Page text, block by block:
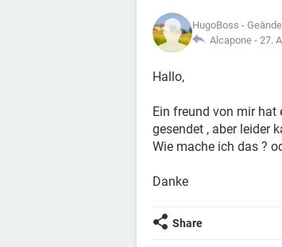
HugoBoss -
Alcapone - 27.
Hallo,
Ein freund von mir
gesendet , aber leider
Wie mache ich das ?
Danke
Share